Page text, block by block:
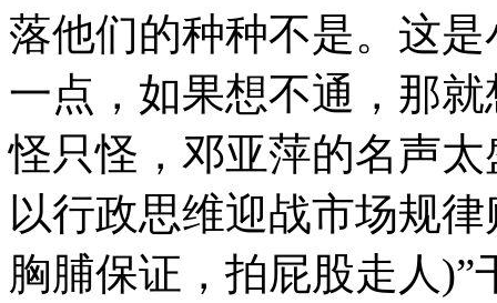
落他们的种种不是。这
一点，如果想不通，那
怪只怪，邓亚萍的名声
以行政思维迎战市场规
胸脯保证，拍屁股走人